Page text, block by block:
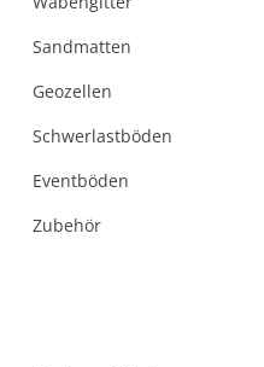
Sandmatten
Geozellen
Schwerlastböden
Eventböden
Zubehör